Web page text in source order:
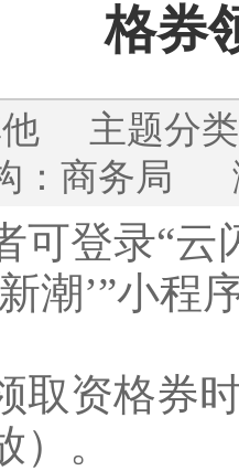
格券
他 主题分
：商务局
登录“云
潮’”小程
资格券
。